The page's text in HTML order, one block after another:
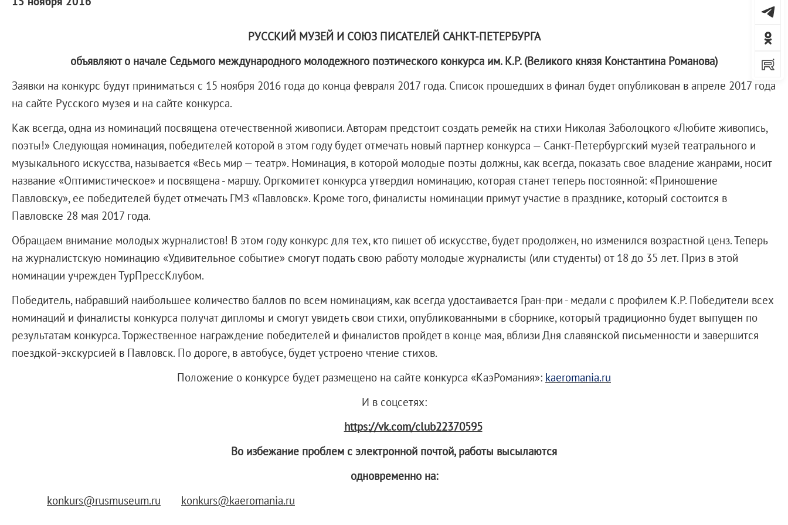
Русское народное искусство XVII-XXI веков
Будущие выставки
Садко
Михаил Нестеров
Архив выставок
Степан Эрьзя – скульптор мира. К 150-летию со дня рождения
Эпоха Императора Александра III и её наследие
Архип Куинджи. Иллюзия света
Русская традиция
Наш авангард
Посетителям
Справочная информация
Адреса и часы работы
О билетах, льготах и услугах
Правила покупки и возврата билетов
Правила посещения музея
Высказать мнение / Сообщить о проблеме
Социально-культурные проекты
Для СМИ
РУССКИЙ МУЗЕЙ И СОЮЗ ПИСАТЕЛЕЙ САНКТ-ПЕТЕРБУРГА
объявляют о начале Седьмого международного молодежного поэтического конкурса им. К.Р. (Великого князя Константина Романова)
Заявки на конкурс будут приниматься с 15 ноября 2016 года до конца февраля 2017 года. Список прошедших в финал будет опубликован в апреле 2017 года
на сайте Русского музея и на сайте конкурса.
Как всегда, одна из номинаций посвящена отечественной живописи. Авторам предстоит создать ремейк на стихи Николая Заболоцкого «Любите живопись,
поэты!» Следующая номинация, победителей которой в этом году будет отмечать новый партнер конкурса — Санкт-Петербургский музей театрального и
музыкального искусства, называется «Весь мир — театр». Номинация, в которой молодые поэты должны, как всегда, показать свое владение жанрами, носит
название «Оптимистическое» и посвящена - маршу. Оргкомитет конкурса утвердил номинацию, которая станет теперь постоянной: «Приношение
Павловску», ее победителей будет отмечать ГМЗ «Павловск». Кроме того, финалисты номинации примут участие в празднике, который состоится в
Павловске 28 мая 2017 года.
Обращаем внимание молодых журналистов! В этом году конкурс для тех, кто пишет об искусстве, будет продолжен, но изменился возрастной ценз. Теперь
на журналистскую номинацию «Удивительное событие» смогут подать свою работу молодые журналисты (или студенты) от 18 до 35 лет. Приз в этой
номинации учрежден ТурПрессКлубом.
Победитель, набравший наибольшее количество баллов по всем номинациям, как всегда удостаивается Гран-при - медали с профилем К.Р. Победители всех
номинаций и финалисты конкурса получат дипломы и смогут увидеть свои стихи, опубликованными в сборнике, который традиционно будет выпущен по
результатам конкурса. Торжественное награждение победителей и финалистов пройдет в конце мая, вблизи Дня славянской письменности и завершится
поездкой-экскурсией в Павловск. По дороге, в автобусе, будет устроено чтение стихов.
Положение о конкурсе будет размещено на сайте конкурса «КаэРомания»: kaeromania.ru
И в соцсетях:
https://vk.com/club22370595
Во избежание проблем с электронной почтой, работы высылаются
одновременно на:
konkurs@rusmuseum.ru
konkurs@kaeromania.ru